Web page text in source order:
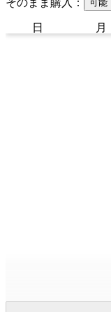
可能
日 月